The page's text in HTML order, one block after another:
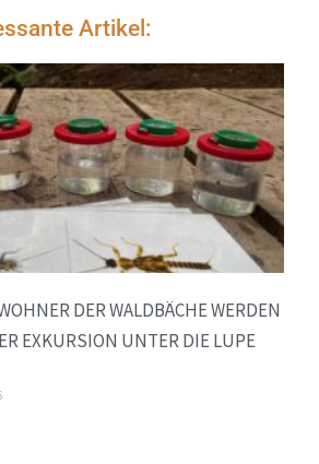
Artikel:
DER WALDBÄCHE WERDEN
EXKURSION UNTER DIE LUPE